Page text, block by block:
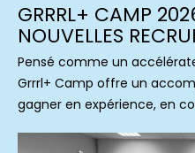
GRRRL+ CAMP
NOUVELLES
Pensé comme un
Grrrl+ Camp offre un
gagner en expérience, en